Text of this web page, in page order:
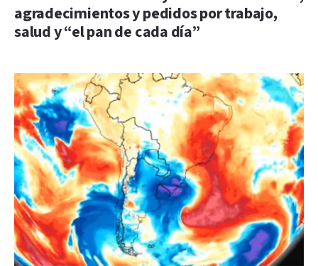
agradecimientos y pedidos por trabajo,
salud y “el pan de cada día”